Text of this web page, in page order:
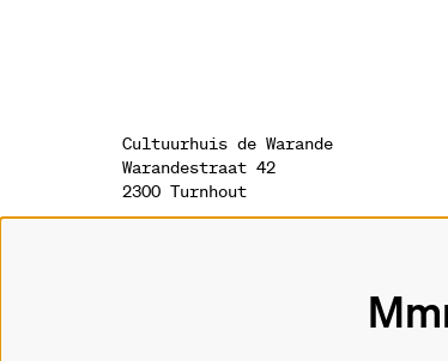
Cultuurhuis de Warande
Warandestraat 42
2300 Turnhout